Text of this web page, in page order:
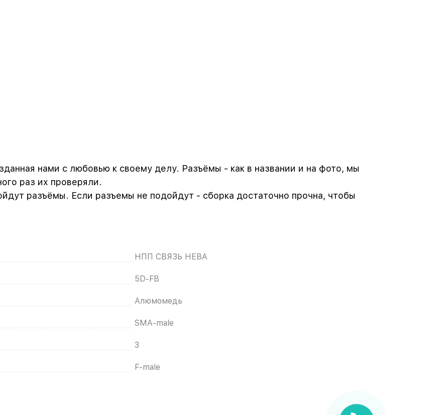
нами с любовью к своему делу. Разъёмы - как в названии и на фото, мы
раз их проверяли.
разъёмы. Если разъемы не подойдут - сборка достаточно прочна, чтобы
НПП СВЯЗЬ НЕВА
5D-FB
Алюмомедь
SMA-male
3
F-male